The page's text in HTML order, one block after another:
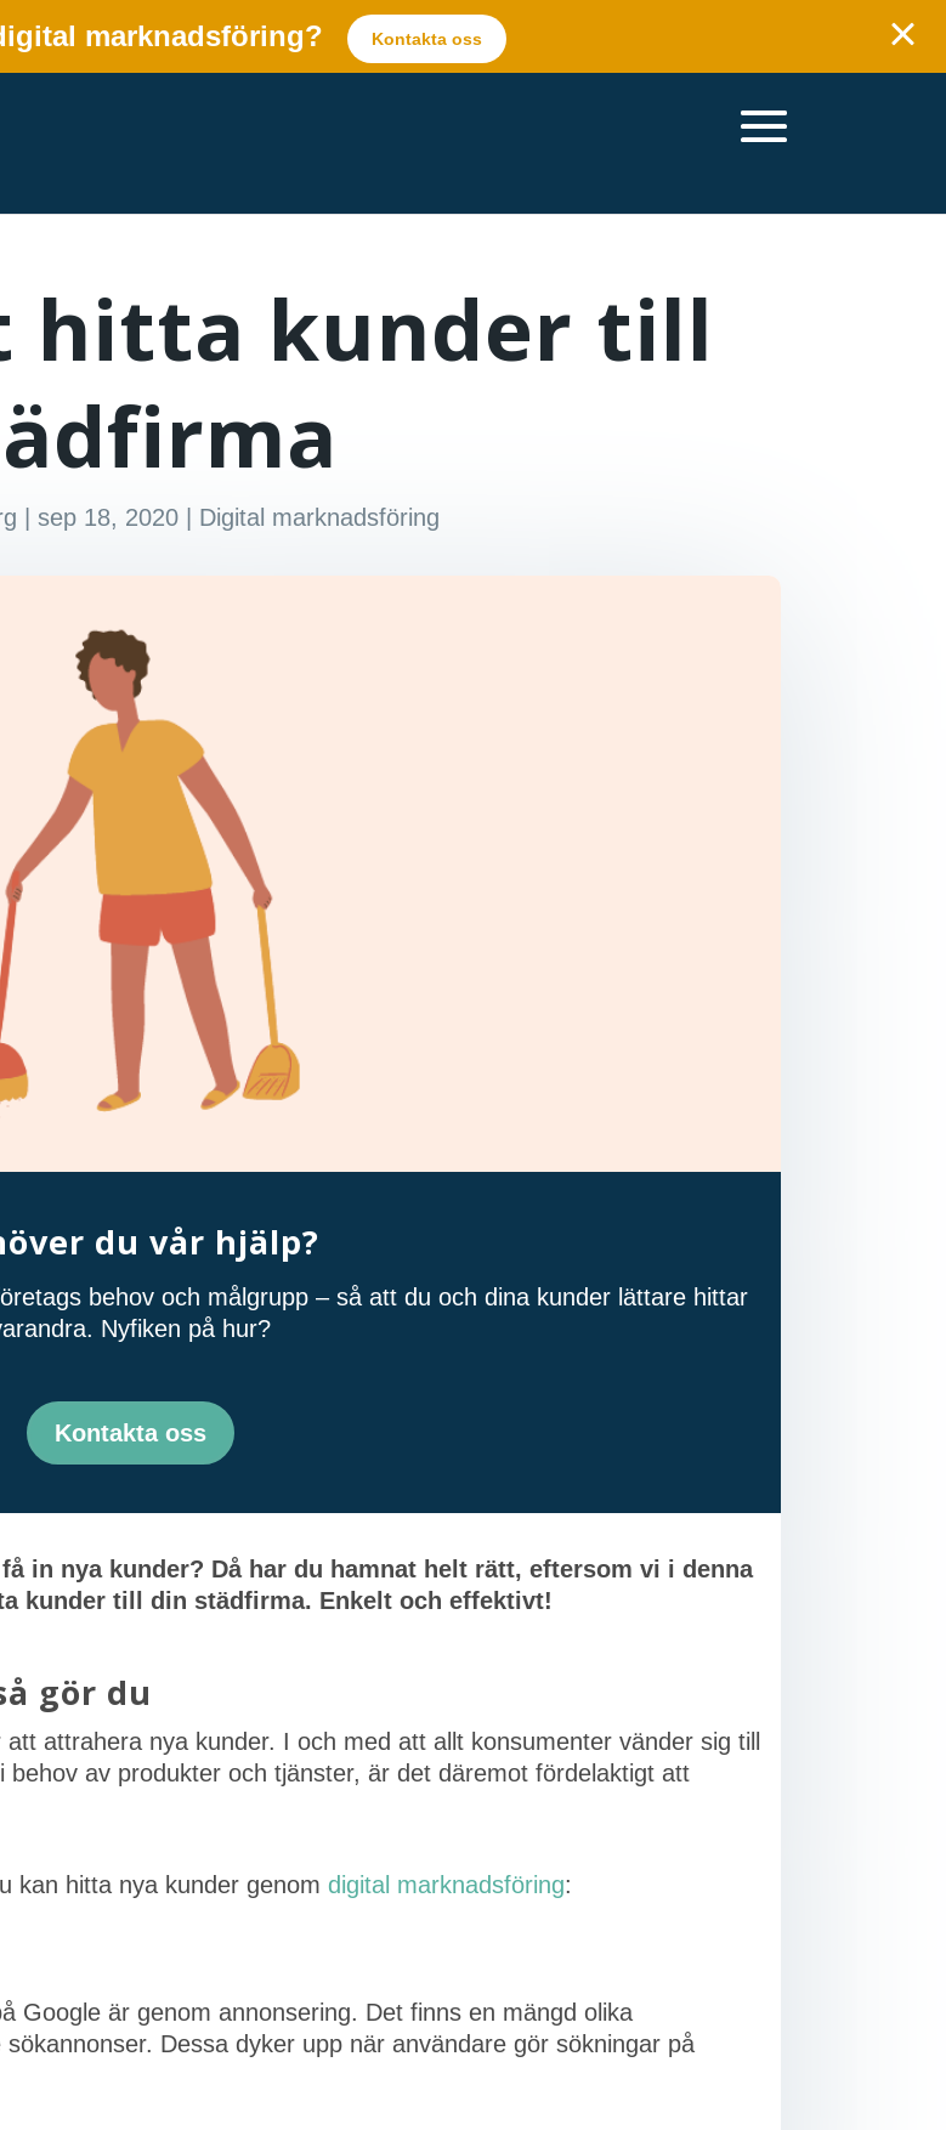
marknadsföring? Kontakta oss
hitta kunder till
sep 18, 2020| Digital marknadsföring
du vår hjälp?
behov och målgrupp – så att du och dina kunder lättare hittar
Nyfiken på hur?
Kontakta oss
in nya kunder? Då har du hamnat helt rätt, eftersom vi i denna
kunder till din städfirma. Enkelt och effektivt!
gör du
attrahera nya kunder. I och med att allt konsumenter vänder sig till
av produkter och tjänster, är det däremot fördelaktigt att
kan hitta nya kunder genom digital marknadsföring:
Google är genom annonsering. Det finns en mängd olika
Dessa dyker upp när användare gör sökningar på